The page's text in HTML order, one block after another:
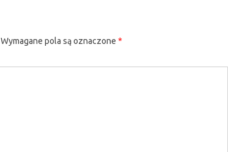
Wymagane pola są oznaczone *